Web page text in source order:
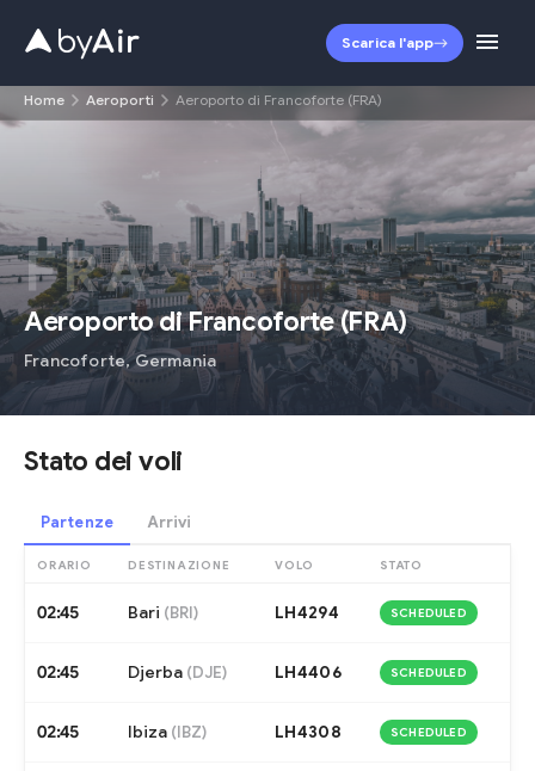
Scarica l'app
Home Aeroporti Aeroporto di Francoforte (FRA)
FRA
Aeroporto di Francoforte(FRA)
Francoforte,Germania
Stato dei voli
Partenze Arrivi
ORARIO DESTINAZIONE VOLO STATO
02:45 Bari (BRI) LH4294 SCHEDULED
02:45 Djerba (DJE) LH4406 SCHEDULED
02:45 Ibiza (IBZ) LH4308 SCHEDULED